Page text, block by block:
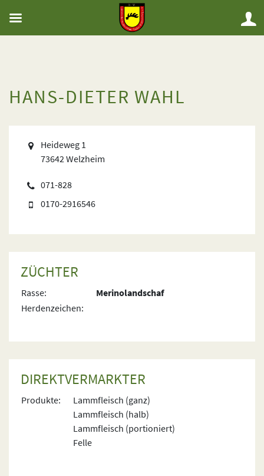
HANS-DIETER WAHL
Heideweg 1
73642 Welzheim
071-828
0170-2916546
ZÜCHTER
Rasse:
Merinolandschaf
Herdenzeichen:
DIREKTVERMARKTER
Produkte:
Lammfleisch (ganz)
Lammfleisch (halb)
Lammfleisch (portioniert)
Felle